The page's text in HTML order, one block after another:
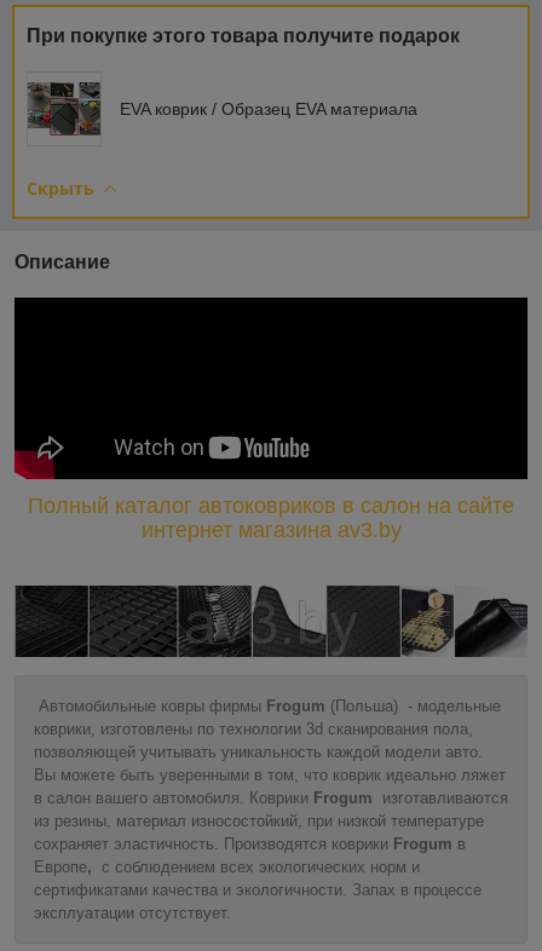
При покупке этого товара получите подарок
EVA коврик / Образец EVA материала
Скрыть
Описание
Полный каталог автоковриков в салон на сайте
интернет магазина av3.by
Автомобильные ковры фирмы Frogum (Польша) - модельные
коврики, изготовлены по технологии 3d сканирования пола,
позволяющей учитывать уникальность каждой модели авто.
Вы можете быть уверенными в том, что коврик идеально ляжет
в салон вашего автомобиля. Коврики Frogum изготавливаются
из резины, материал износостойкий, при низкой температуре
сохраняет эластичность. Производятся коврики Frogum в
Европе, с соблюдением всех экологических норм и
сертификатами качества и экологичности. Запах в процессе
эксплуатации отсутствует.